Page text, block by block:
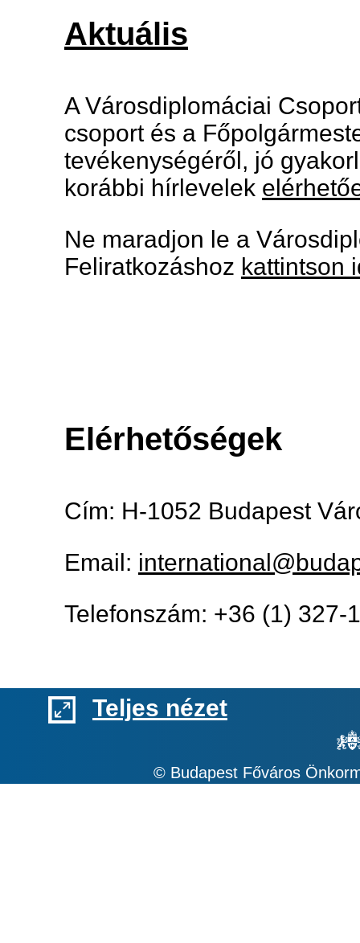
Aktuális
A Városdiplomáciai
csoport és a
tevékenységéről, jó
korábbi hírlevelek
Ne maradjon le a
Feliratkozáshoz kattintson
Elérhetőségek
Cím: H-1052 Budapest
Email:
Telefonszám: +36 (1) 327-
Teljes nézet
© Budapest Főváros